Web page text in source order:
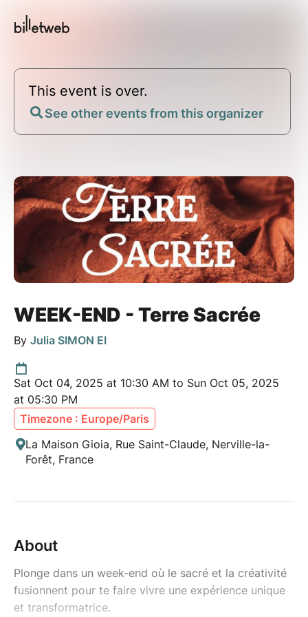
This event is over.
See other events from this organizer
WEEK-END - Terre Sacrée
By Julia SIMON EI
Sat Oct 04, 2025 at 10:30 AM to Sun Oct 05, 2025
at 05:30 PM
Timezone : Europe/Paris
La Maison Gioia, Rue Saint-Claude, Nerville-la-
Forêt, France
About
Plonge dans un week-end où le sacré et la créativité
fusionnent pour te faire vivre une expérience unique
et transformatrice.